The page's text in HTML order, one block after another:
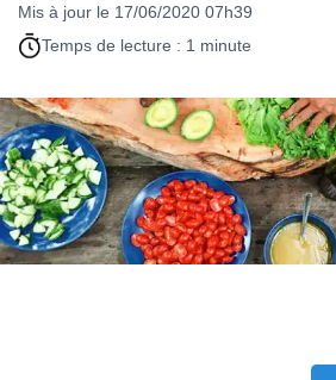
Mis à jour le 17/06/2020 07h39
Temps de lecture : 1 minute